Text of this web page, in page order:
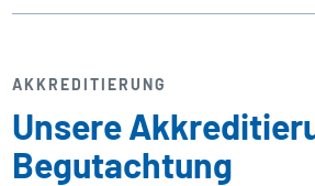
AKKREDITIERUNG
Unsere
Begutachtung